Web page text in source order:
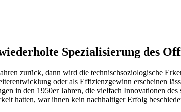
Spezialisierung des
zurück, dann wird die technischsoziologische
oder als Effizienzgewinn erscheinen
in den 1950er Jahren, die vielfach Innovationen
hatten, war ihnen kein nachhaltiger Erfolg